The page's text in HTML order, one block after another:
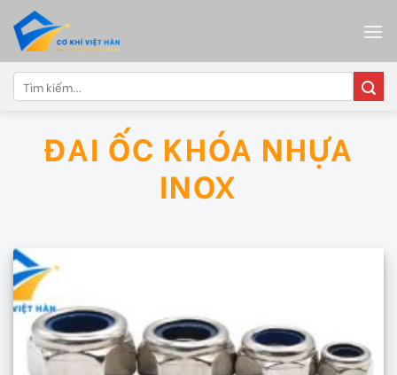
content
Tìm
kiếm:
ĐAI ỐC KHÓA NHỰA
INOX